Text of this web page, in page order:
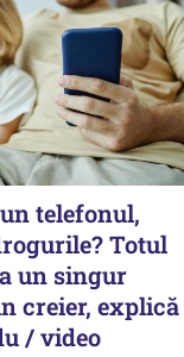
telefonul,
Totul
un singur
creier, explică
/ video